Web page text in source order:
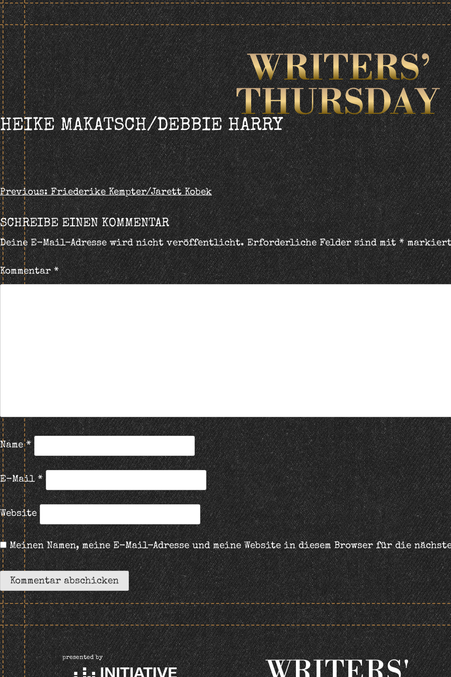
Skip
to
content
HEIKE MAKATSCH/DEBBIE HARRY
BEITRAGS-
NAVIGATION
Previous: Friederike Kempter/Jarett Kobek
SCHREIBE EINEN KOMMENTAR
Deine E-Mail-Adresse wird nicht veröffentlicht. Erforderliche Felder sind mit*
Kommentar*
Name*
E-Mail*
Website
Meinen Namen, meine E-Mail-Adresse und meine Website in diesem Browser für die
presented by